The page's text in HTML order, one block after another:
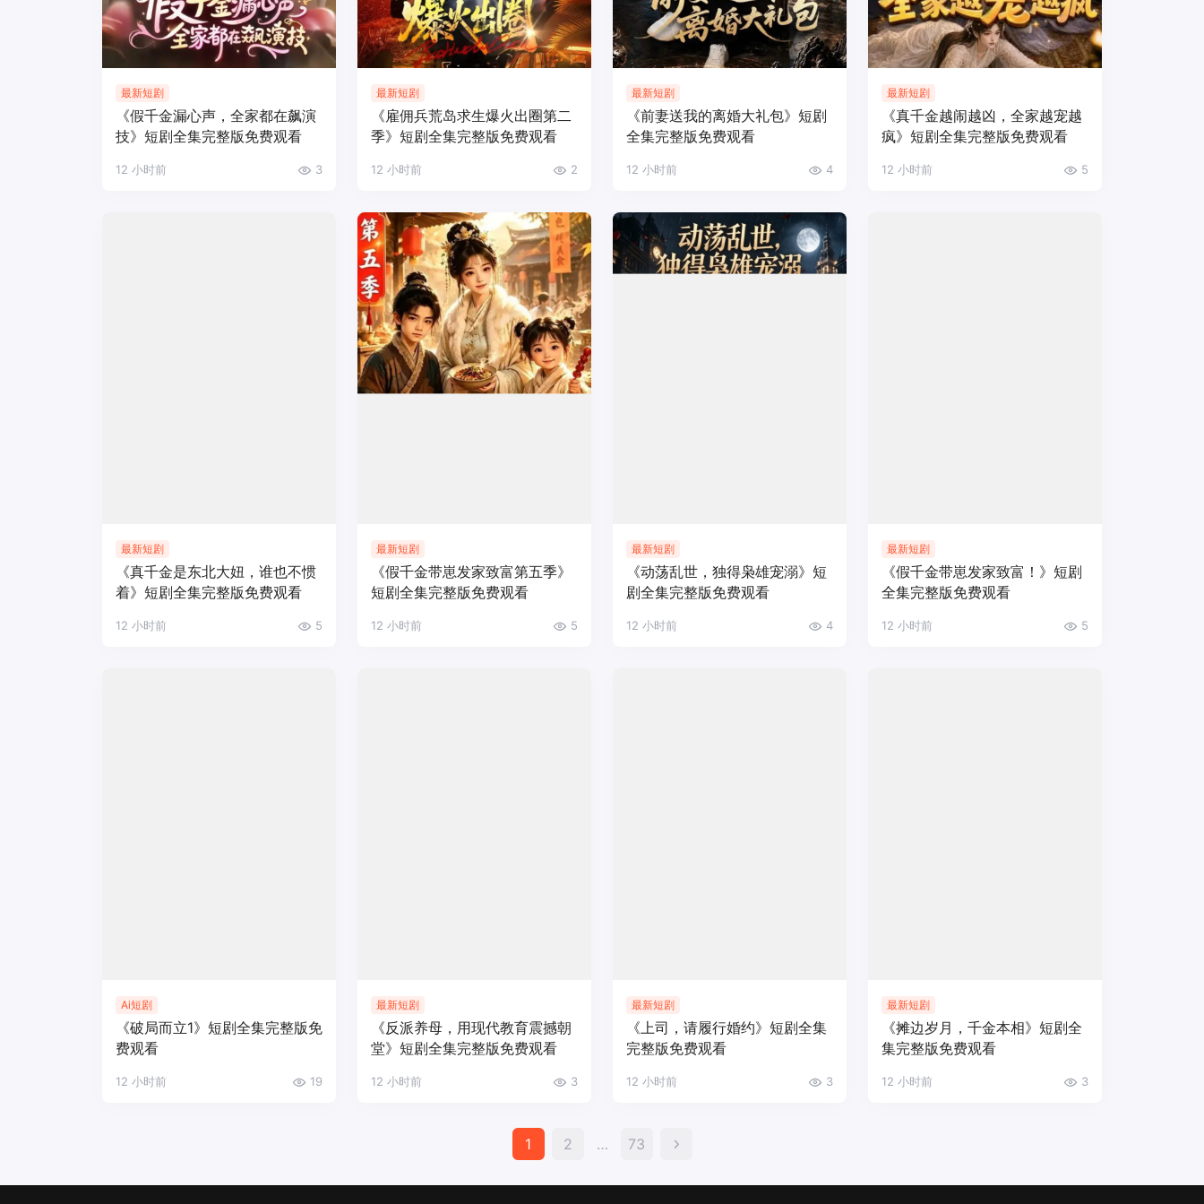
最新短剧
《假千金漏心声，全家都在飙演
技》短剧全集完整版免费观看
12 小时前 3
最新短剧
《雇佣兵荒岛求生爆火出圈第二
季》短剧全集完整版免费观看
12 小时前 2
最新短剧
《前妻送我的离婚大礼包》短剧
全集完整版免费观看
12 小时前 4
最新短剧
《真千金越闹越凶，全家越宠越
疯》短剧全集完整版免费观看
12 小时前 5
最新短剧
《真千金是东北大妞，谁也不惯
着》短剧全集完整版免费观看
12 小时前 5
最新短剧
《假千金带崽发家致富第五季》
短剧全集完整版免费观看
12 小时前 5
最新短剧
《动荡乱世，独得枭雄宠溺》短
剧全集完整版免费观看
12 小时前 4
最新短剧
《假千金带崽发家致富！》短剧
全集完整版免费观看
12 小时前 5
Ai短剧
《破局而立1》短剧全集完整版免
费观看
12 小时前 19
最新短剧
《反派养母，用现代教育震撼朝
堂》短剧全集完整版免费观看
12 小时前 3
最新短剧
《上司，请履行婚约》短剧全集
完整版免费观看
12 小时前 3
最新短剧
《摊边岁月，千金本相》短剧全
集完整版免费观看
12 小时前 3
文
章
1 2 … 73